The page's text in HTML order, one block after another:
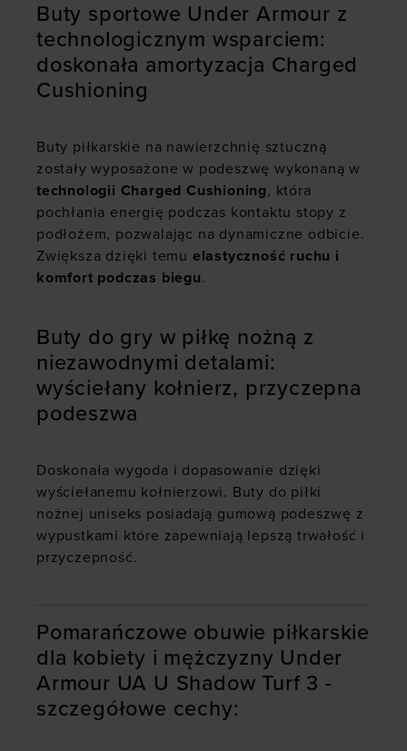
Buty sportowe Under Armour z
technologicznym wsparciem:
doskonała amortyzacja Charged
Cushioning
Buty piłkarskie na nawierzchnię sztuczną
zostały wyposażone w podeszwę wykonaną w
technologii Charged Cushioning, która
pochłania energię podczas kontaktu stopy z
podłożem, pozwalając na dynamiczne odbicie.
Zwiększa dzięki temu elastyczność ruchu i
komfort podczas biegu.
Buty do gry w piłkę nożną z
niezawodnymi detalami:
wyściełany kołnierz, przyczepna
podeszwa
Doskonała wygoda i dopasowanie dzięki
wyściełanemu kołnierzowi. Buty do piłki
nożnej uniseks posiadają gumową podeszwę z
wypustkami które zapewniają lepszą trwałość i
przyczepność.
Pomarańczowe obuwie piłkarskie
dla kobiety i mężczyzny Under
Armour UA U Shadow Turf 3 -
szczegółowe cechy: